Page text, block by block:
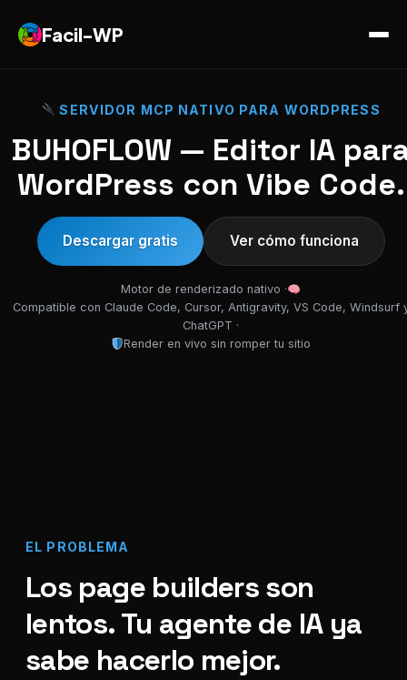
Facil-WP
SERVIDOR MCP NATIVO PARA WORDPRESS
BUHOFLOW — Editor IA
WordPress con Vibe Code.
Descargar gratis Ver cómo funciona
Motor de renderizado nativo ·
Compatible con Claude Code, Cursor, Antigravity, VS Code, Windsurf
ChatGPT ·
Render en vivo sin romper tu sitio
EL PROBLEMA
Los page builders son
lentos. Tu agente de IA ya
sabe hacerlo mejor.